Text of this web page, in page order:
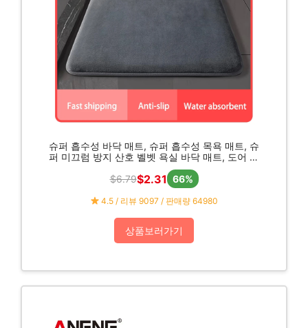
슈퍼 흡수성 바닥 매트, 슈퍼 흡수성 목욕 매트, 슈
퍼 미끄럼 방지 산호 벨벳 욕실 바닥 매트, 도어 매
$6.79$2.31 66%
4.5 / 리뷰 9097 / 판매량 64980
상품보러가기